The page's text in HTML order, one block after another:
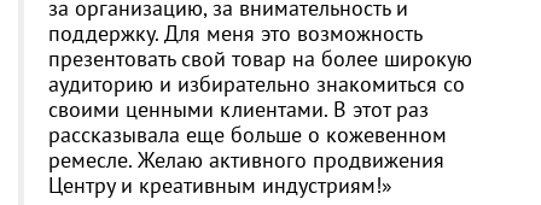
за организацию, за внимательность и
поддержку. Для меня это возможность
презентовать свой товар на более широкую
аудиторию и избирательно знакомиться со
своими ценными клиентами. В этот раз
рассказывала еще больше о кожевенном
ремесле. Желаю активного продвижения
Центру и креативным индустриям!»